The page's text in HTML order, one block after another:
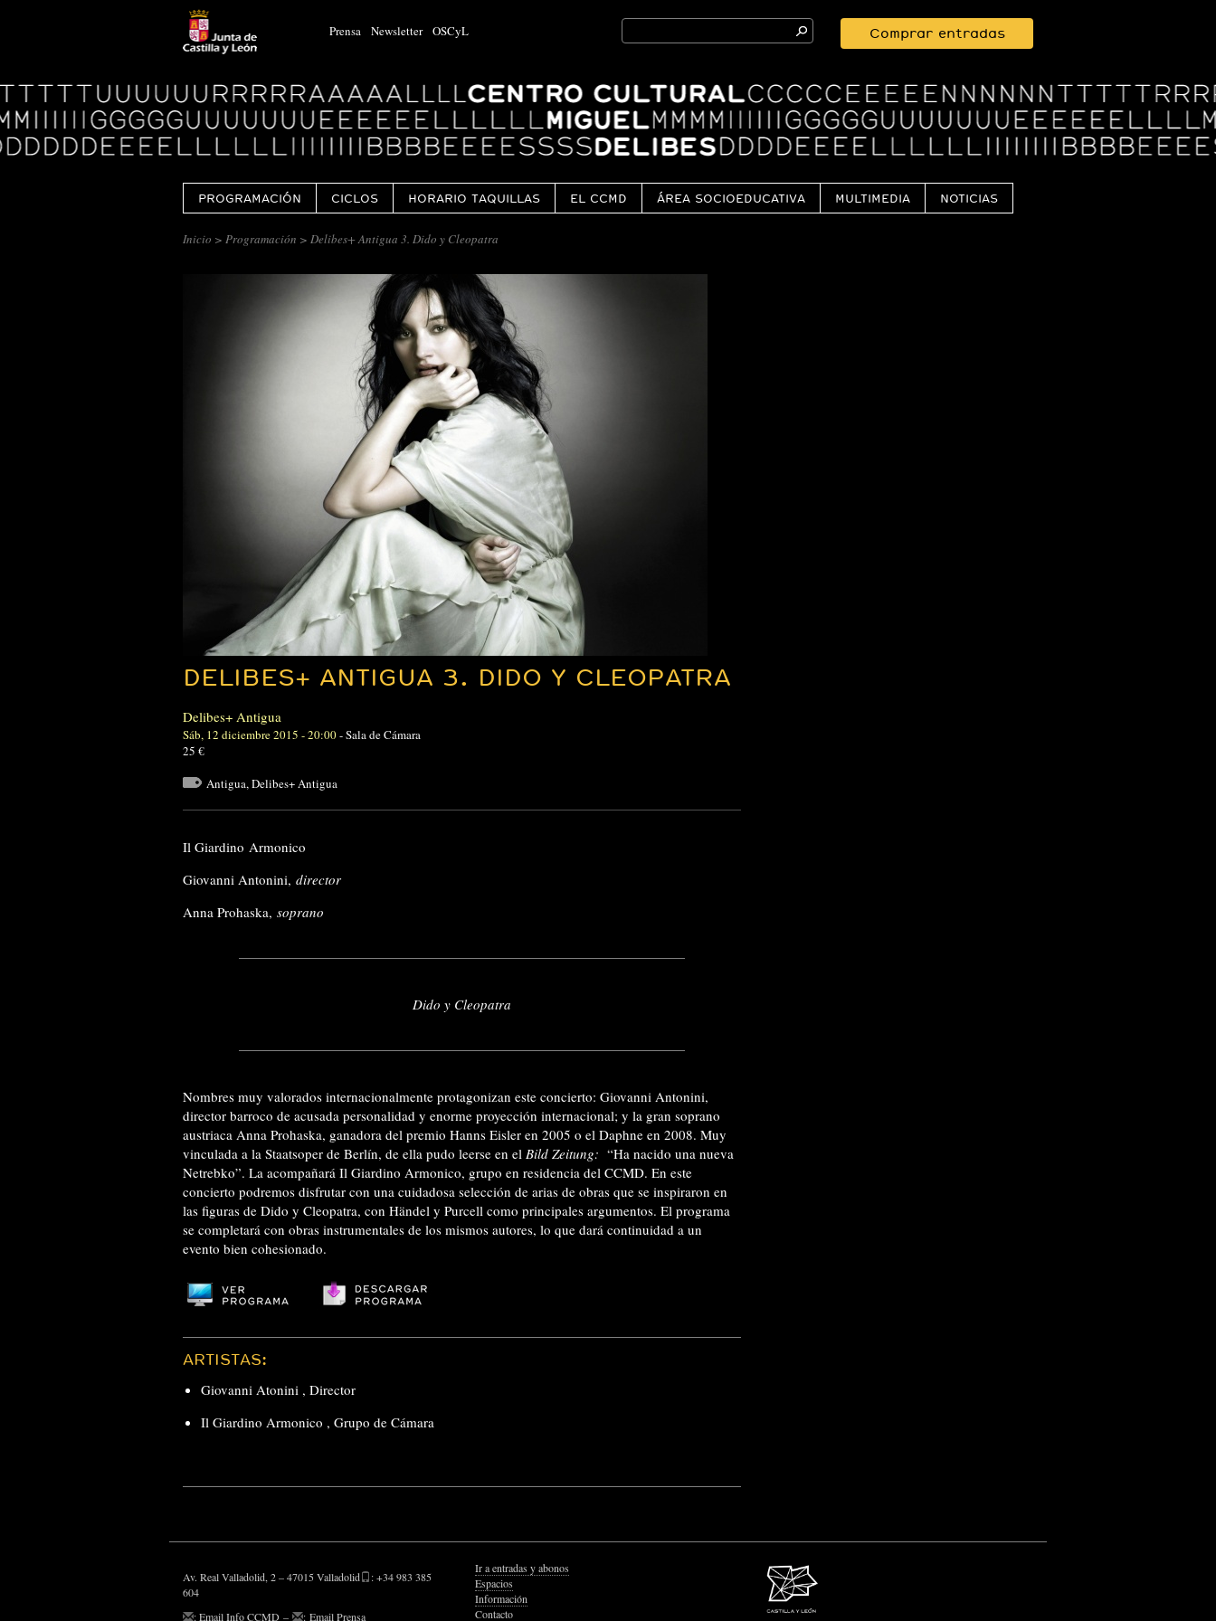
Prensa Newsletter OSCyL
Search
for:
Comprar entradas
Logo
Centro
Cultural
Miguel
Delibes
PROGRAMACIÓN CICLOS HORARIO TAQUILLAS EL CCMD ÁREA SOCIOEDUCATIVA MULTIMEDIA NOTICIAS
Inicio > Programación > Delibes+ Antigua 3. Dido y Cleopatra
DELIBES+ ANTIGUA 3. DIDO Y CLEOPATRA
Delibes+ Antigua
Sáb, 12 diciembre 2015 - 20:00-Sala de Cámara
25 €
Antigua,Delibes+ Antigua
Il Giardino Armonico
Giovanni Antonini, director
Anna Prohaska, soprano
Dido y Cleopatra
Nombres muy valorados internacionalmente protagonizan este concierto: Giovanni Antonini,
director barroco de acusada personalidad y enorme proyección internacional; y la gran soprano
austriaca Anna Prohaska, ganadora del premio Hanns Eisler en 2005 o el Daphne en 2008. Muy
vinculada a la Staatsoper de Berlín, de ella pudo leerse en el Bild Zeitung: “Ha nacido una nueva
Netrebko”. La acompañará Il Giardino Armonico, grupo en residencia del CCMD. En este
concierto podremos disfrutar con una cuidadosa selección de arias de obras que se inspiraron en
las figuras de Dido y Cleopatra, con Händel y Purcell como principales argumentos. El programa
se completará con obras instrumentales de los mismos autores, lo que dará continuidad a un
evento bien cohesionado.
ARTISTAS:
Giovanni Atonini , Director
Il Giardino Armonico , Grupo de Cámara
Av. Real Valladolid, 2 – 47015 Valladolid
: +34 983 385
604
:Email Info CCMD – : Email Prensa
Ir a entradas y abonos
Espacios
Información
Contacto